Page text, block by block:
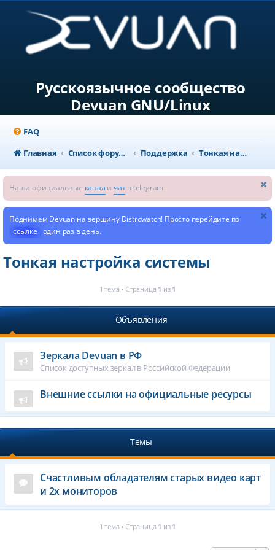
Русскоязычное сообщество
Devuan GNU/Linux
FAQ
Главная
Список форумов Поддержка Тонкая настройка системы
Наши официальные канал и чатв telegram
Поднимем Devuan на вершину Distrowatch! Просто перейдите по
ссылке один раз в день.
Тонкая настройка системы
1 тема • Страница 1 из 1
Объявления
Зеркала Devuan в РФ
Список доступных зеркал в Российской Федерации
Внешние ссылки на официальные ресурсы
Темы
Счастливым обладателям старых видео карт
и 2х мониторов
1 тема • Страница 1 из 1